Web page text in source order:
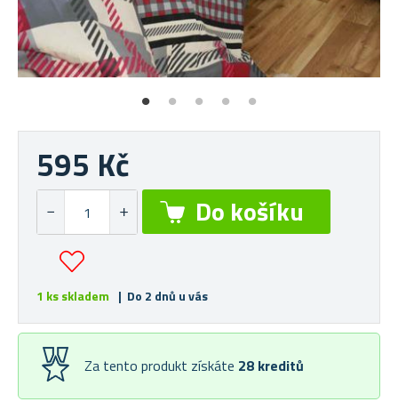
595 Kč
1 ks skladem | Do 2 dnů u vás
Za tento produkt získáte 28 kreditů